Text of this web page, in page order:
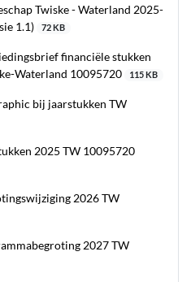
Twiske - Waterland 2025-
1.1)
72 KB
financiële stukken
Waterland 10095720
115 KB
bij jaarstukken TW
2025 TW 10095720
2026 TW
2027 TW